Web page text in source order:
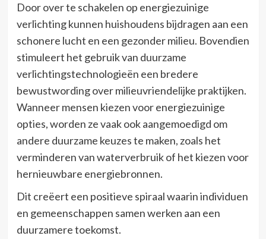
Door over te schakelen op energiezuinige
verlichting kunnen huishoudens bijdragen aan een
schonere lucht en een gezonder milieu. Bovendien
stimuleert het gebruik van duurzame
verlichtingstechnologieën een bredere
bewustwording over milieuvriendelijke praktijken.
Wanneer mensen kiezen voor energiezuinige
opties, worden ze vaak ook aangemoedigd om
andere duurzame keuzes te maken, zoals het
verminderen van waterverbruik of het kiezen voor
hernieuwbare energiebronnen.
Dit creëert een positieve spiraal waarin individuen
en gemeenschappen samen werken aan een
duurzamere toekomst.